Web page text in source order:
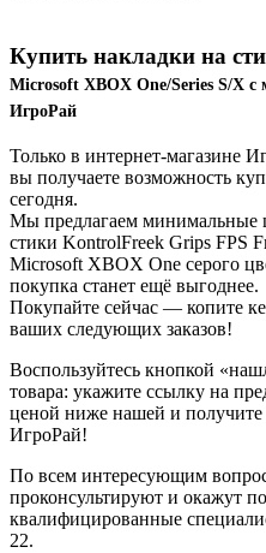
Купить накладки на
Microsoft XBOX One/Series S/X
ИгроРай
Только в интернет-магазине
вы получаете возможность
сегодня.
Мы предлагаем минимальные
стики KontrolFreek Grips FPS
Microsoft XBOX One серого
покупка станет ещё выгоднее.
Покупайте сейчас — копите
ваших следующих заказов!
Воспользуйтесь кнопкой
товара: укажите ссылку на
ценой ниже нашей и получите
ИгроРай!
По всем интересующим
проконсультируют и окажут
квалифицированные
22.